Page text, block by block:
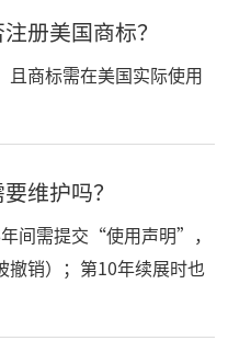
册美国商标？​
且商标需在美国实际使用
维护吗？​
间需提交“使用声明”，
撤销）；第10年续展时也